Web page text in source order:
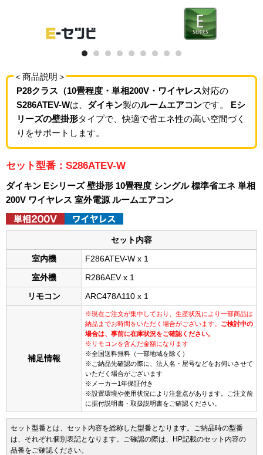
＜商品説明＞
P28クラス（10畳程度・単相200V・ワイヤレス対応の
S286ATEV-Wは、 ダイキン製のルームエアコンです。 Eシ
リーズの壁掛形タイプで、快適で省エネ性の高い空間づく
りをサポートします。
セット型番：S286ATEV-W
ダイキン Eシリーズ 壁掛形 10畳程度 シングル 標準省エネ 単相
200V ワイヤレス 室外電源 ルームエアコン
セット内容
室内機 F286ATEV-W x 1
室外機 R286AEV x 1
リモコン ARC478A110 x 1
補足情報
※現在ご注文が集中しており、生産状況により一部商品は
納品までお時間をいただく場合がございます。 ご検討中の
場合は、事前に在庫状況をご確認ください。
※リモコンを含んだ金額になります
※全国送料無料（一部地域を除く）
※ご納品先確認の際に、法人名・屋号などをお伺いさせて
いただく場合がございます
※メーカー1年保証付き
※設置環境や使用状況により注意点があります。ご注文前
に据付説明書・取扱説明書をご確認ください。
セット型番とは、セット内容を総称した型番となります。ご納品時の型番
は、それぞれ個別表記となります。ご確認の際は、HP記載のセット内容の
品番をご確認ください。